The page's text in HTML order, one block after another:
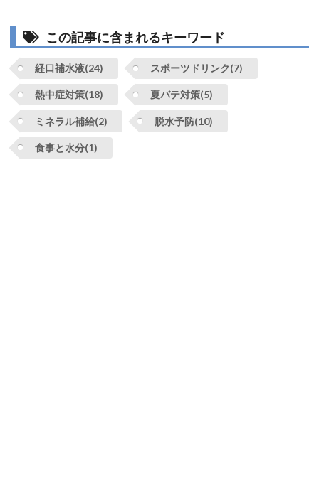
この記事に含まれるキーワード
経口補水液(24) スポーツドリンク(7)
熱中症対策(18) 夏バテ対策(5)
ミネラル補給(2) 脱水予防(10)
食事と水分(1)